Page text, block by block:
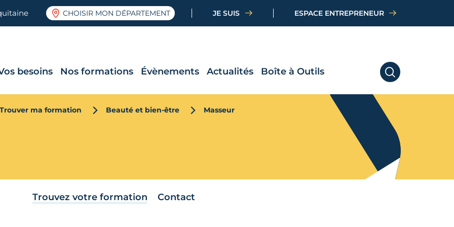
CHOISIR MON DÉPARTEMENT JE SUIS ESPACE ENTREPRENEUR
RECHERCHER
besoins Nos formations Évènements Actualités Boîte à Outils
Trouver ma formation Beauté et bien-être Masseur
Trouvez votre formation Contact